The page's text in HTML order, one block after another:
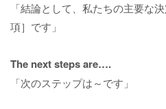
「結論として、私たちの主要な
項］です」
The next steps are….
「次のステップは～です」